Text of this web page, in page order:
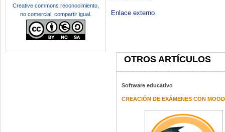
Enlace externo
OTROS ARTÍCULOS
Software educativo
CREACIÓN DE EXÁMENES CON
Creative commons reconocimiento,
no comercial, compartir igual